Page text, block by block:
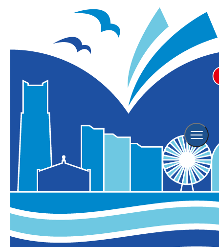
Spot
ホーム 横浜の観光スポット
Spot Search
-観光スポット指定条件検索-